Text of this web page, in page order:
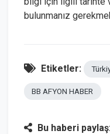
bulunmanız
Etiketler:
BB AFYON HABER
Bu haberi paylaş: